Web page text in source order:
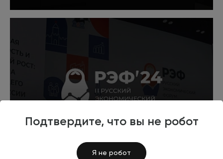
Подтвердите, что вы не робот
Я не робот
Подробнее
Разработка сайта для федерального